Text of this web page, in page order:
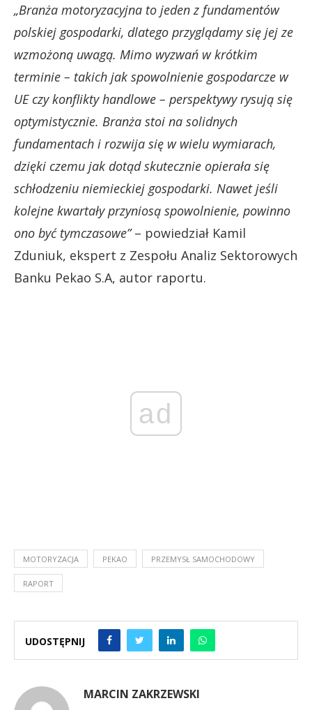
„Branża motoryzacyjna to jeden z fundamentów
polskiej gospodarki, dlatego przyglądamy się jej ze
wzmożoną uwagą. Mimo wyzwań w krótkim
terminie – takich jak spowolnienie gospodarcze w
UE czy konflikty handlowe – perspektywy rysują się
optymistycznie. Branża stoi na solidnych
fundamentach i rozwija się w wielu wymiarach,
dzięki czemu jak dotąd skutecznie opierała się
schłodzeniu niemieckiej gospodarki. Nawet jeśli
kolejne kwartały przyniosą spowolnienie, powinno
ono być tymczasowe”– powiedział Kamil
Zduniuk, ekspert z Zespołu Analiz Sektorowych
Banku Pekao S.A, autor raportu.
ad
MOTORYZACJA PEKAO PRZEMYSŁ SAMOCHODOWY
RAPORT
UDOSTĘPNIJ
MARCIN ZAKRZEWSKI